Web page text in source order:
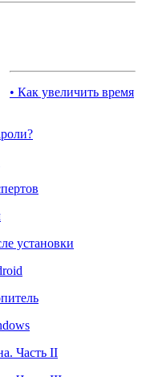
• Как увеличить время
установки
Часть II